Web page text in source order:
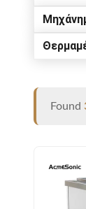
Found